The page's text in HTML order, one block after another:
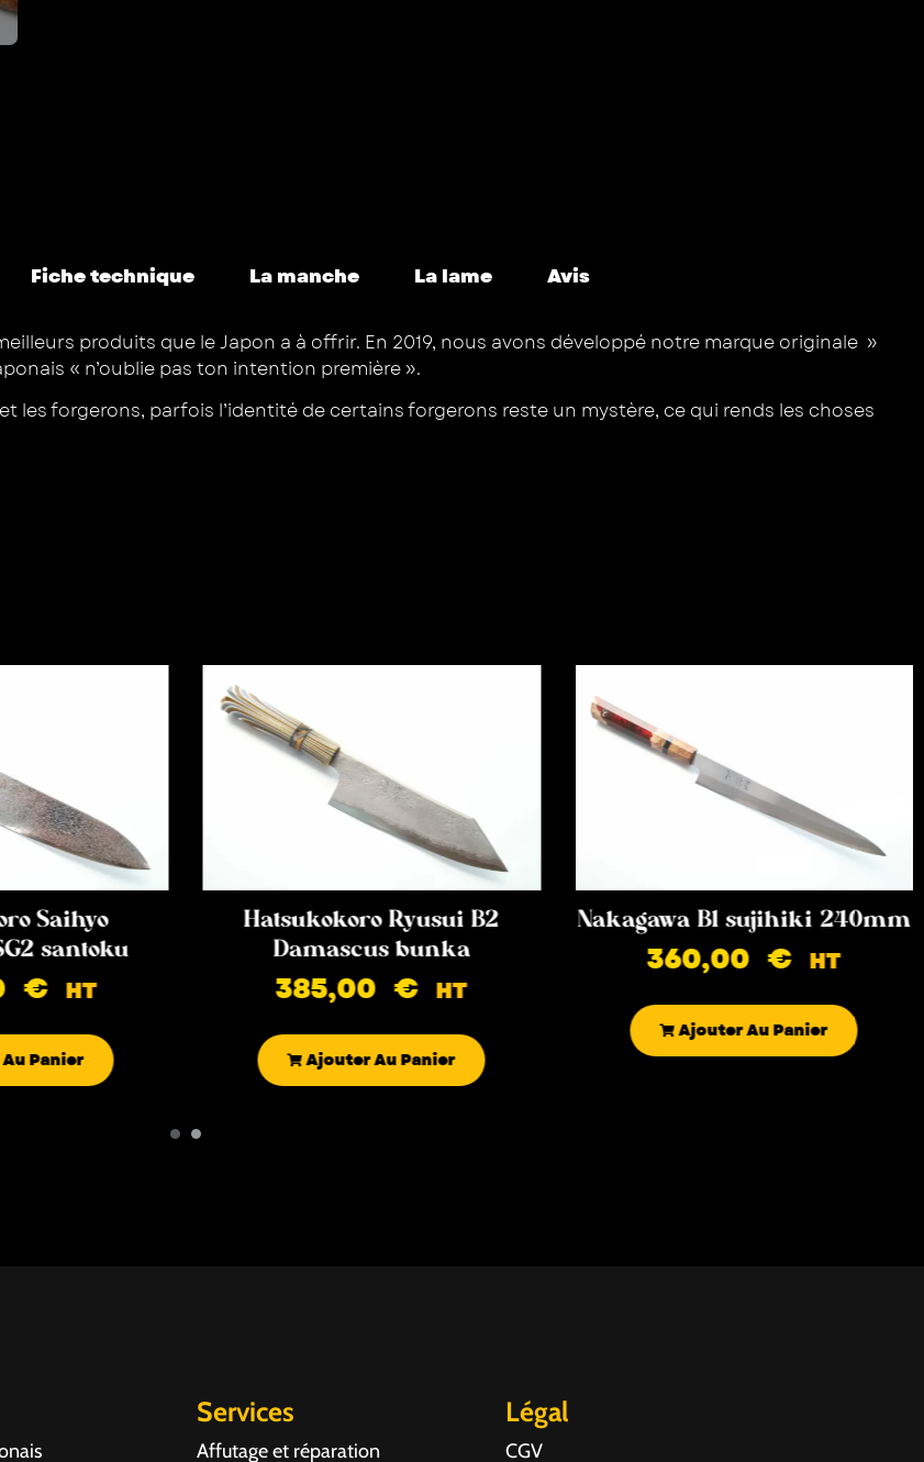
Fiche technique La manche La lame Avis
produits que le Japon a à offrir. En 2019, nous avons développé notre marque originale »
« n’oublie pas ton intention première ».
forgerons, parfois l’identité de certains forgerons reste un mystère, ce qui rends les choses
Saihyo
santoku
€ HT
Panier
Hatsukokoro Ryusui B2
Damascus bunka
385,00€ HT
Ajouter Au Panier
Nakagawa B1 sujihiki 240mm
360,00€ HT
Ajouter Au Panier
Services
Affutage et réparation
Légal
CGV